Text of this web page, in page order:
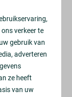
De
verkeer te
gebruik van
adverteren
ze heeft
van uw